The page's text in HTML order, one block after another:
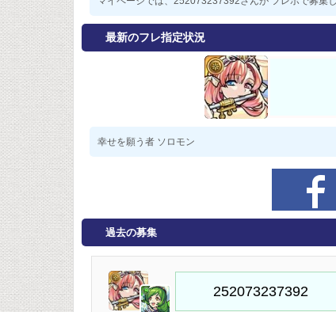
最新のフレ指定状況
幸せを願う者 ソロモン
過去の募集